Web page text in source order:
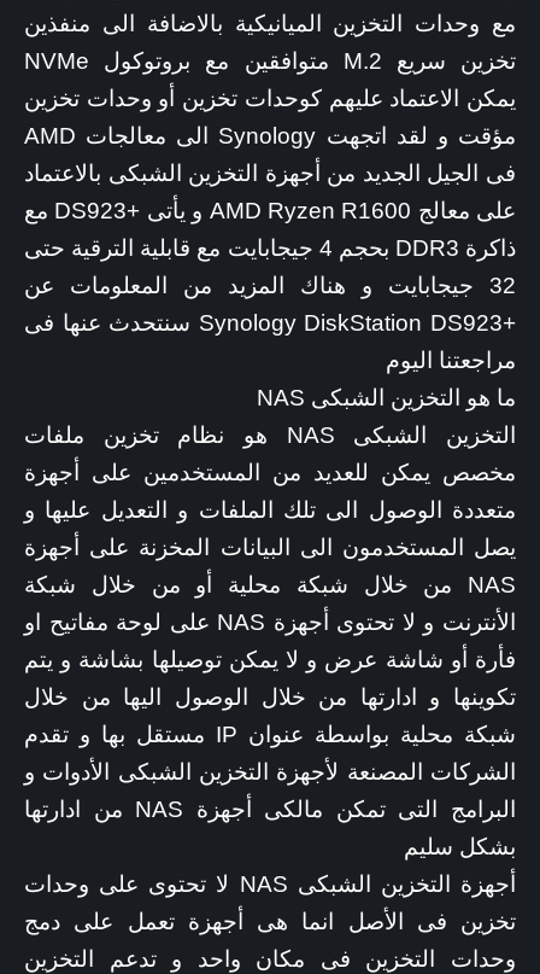
مع وحدات التخزين الميانيكية بالاضافة الى منفذين
تخزين سريع M.2 متوافقين مع بروتوكول NVMe
يمكن الاعتماد عليهم كوحدات تخزين أو وحدات تخزين
مؤقت و لقد اتجهت Synology الى معالجات AMD
فى الجيل الجديد من أجهزة التخزين الشبكى بالاعتماد
على معالج AMD Ryzen R1600 و يأتى +DS923 مع
ذاكرة DDR3 بحجم 4 جيجابايت مع قابلية الترقية حتى
32 جيجابايت و هناك المزيد من المعلومات عن
+Synology DiskStation DS923 سنتحدث عنها فى
مراجعتنا اليوم
ما هو التخزين الشبكى NAS
التخزين الشبكى NAS هو نظام تخزين ملفات
مخصص يمكن للعديد من المستخدمين على أجهزة
متعددة الوصول الى تلك الملفات و التعديل عليها و
يصل المستخدمون الى البيانات المخزنة على أجهزة
NAS من خلال شبكة محلية أو من خلال شبكة
الأنترنت و لا تحتوى أجهزة NAS على لوحة مفاتيح او
فأرة أو شاشة عرض و لا يمكن توصيلها بشاشة و يتم
تكوينها و ادارتها من خلال الوصول اليها من خلال
شبكة محلية بواسطة عنوان IP مستقل بها و تقدم
الشركات المصنعة لأجهزة التخزين الشبكى الأدوات و
البرامج التى تمكن مالكى أجهزة NAS من ادارتها
بشكل سليم
أجهزة التخزين الشبكى NAS لا تحتوى على وحدات
تخزين فى الأصل انما هى أجهزة تعمل على دمج
وحدات التخزين فى مكان واحد و تدعم التخزين